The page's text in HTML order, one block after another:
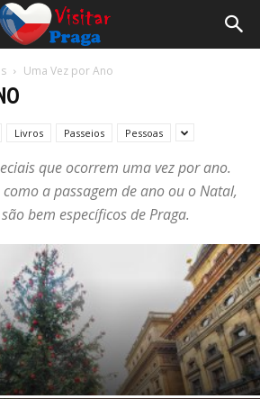
Uma Vez por Ano
Livros Passeios Pessoas
que ocorrem uma vez por ano.
a passagem de ano ou o Natal,
bem específicos de Praga.